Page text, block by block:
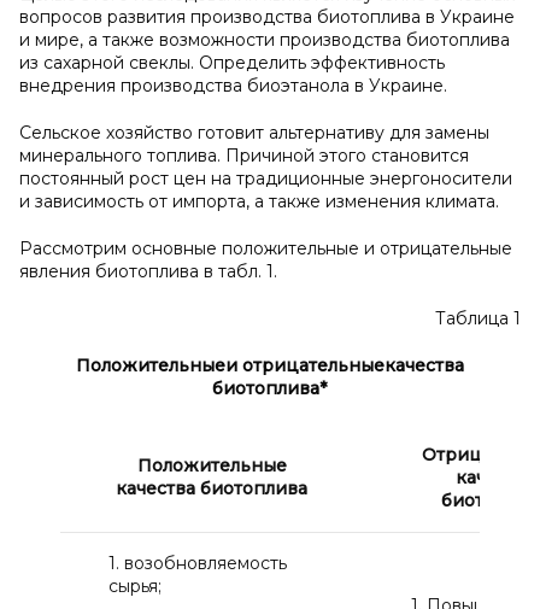
вопросов развития производства биотоплива в Украине
и мире, а также возможности производства биотоплива
из сахарной свеклы. Определить эффективность
внедрения производства биоэтанола в Украине.
Сельское хозяйство готовит альтернативу для замены
минерального топлива. Причиной этого становится
постоянный рост цен на традиционные энергоносители
и зависимость от импорта, а также изменения климата.
Рассмотрим основные положительные и отрицательные
явления биотоплива в табл. 1.
Таблица 1
Положительныеи отрицательныекачества
биотоплива*
Положительные
качества биотоплива
качества
1. возобновляемость
сырья;